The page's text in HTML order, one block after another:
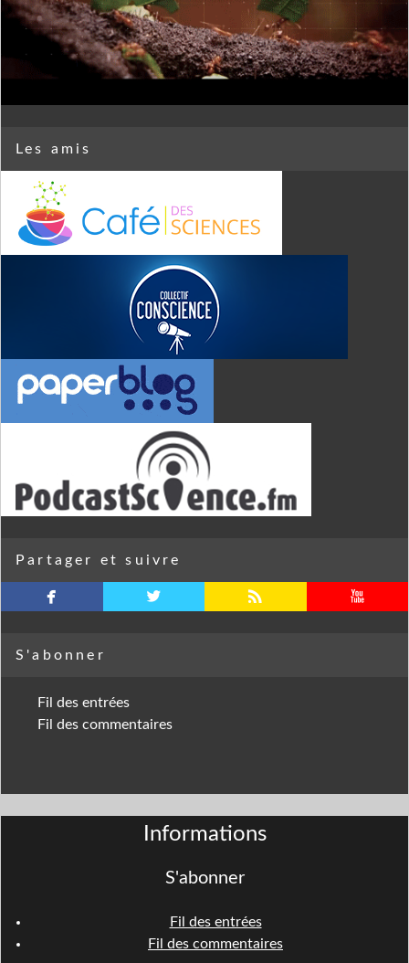
Les amis
Partager et suivre
facebook twitterbird rss youtube
S'abonner
Fil des entrées
Fil des commentaires
Informations
S'abonner
Fil des entrées
Fil des commentaires